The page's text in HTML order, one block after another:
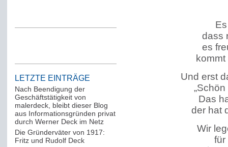
LETZTE EINTRÄGE
Nach Beendigung der
Geschäftstätigkeit von
malerdeck, bleibt dieser Blog
aus Informationsgründen privat
durch Werner Deck im Netz
Die Gründerväter von 1917:
Fritz und Rudolf Deck
dass
es
Und erst
Das
der hat
Wir
für